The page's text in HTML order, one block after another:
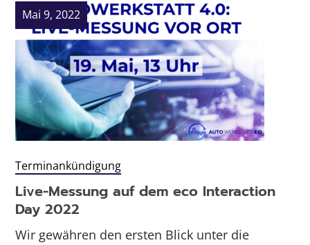
Mai 9, 2022
Terminankündigung
Live-Messung auf dem eco Interaction
Day 2022
Wir gewähren den ersten Blick unter die